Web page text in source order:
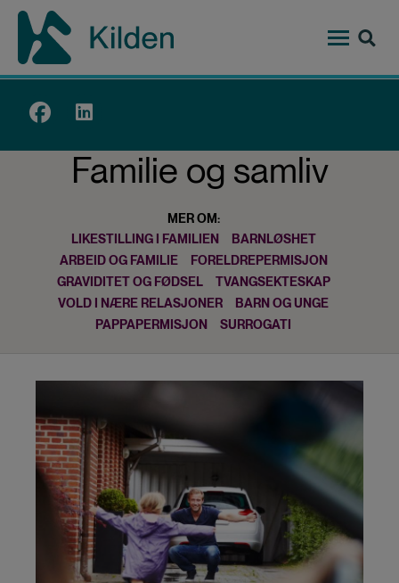
Hopp
hovedinnhold
Top
Familie og samliv
MER OM:
LIKESTILLING I FAMILIEN
BARNLØSHET
ARBEID OG FAMILIE
FORELDREPERMISJON
GRAVIDITET OG FØDSEL
TVANGSEKTESKAP
VOLD I NÆRE RELASJONER
BARN OG UNGE
PAPPAPERMISJON
SURROGATI